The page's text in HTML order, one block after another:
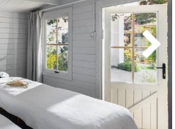
בריכה מחוממת
בריכה חיצונית
ג'קוזי
ג'קוזי פרטי
חדר כושר
חמאם טורקי
טיפול במים